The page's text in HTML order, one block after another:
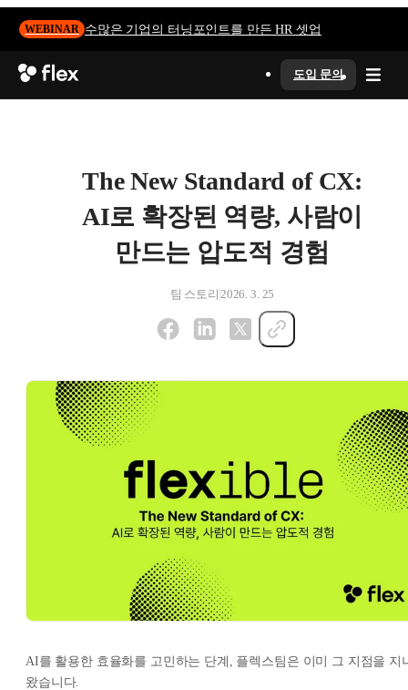
WEBINAR 수많은 기업의 터닝포인트를 만든 HR 셋업
도입 문의
The New Standard of CX:
AI로 확장된 역량, 사람이
만드는 압도적 경험
팀 스토리 2026. 3. 25
AI를 활용한 효율화를 고민하는 단계, 플렉스팀은 이미 그 지점을 지
왔습니다.